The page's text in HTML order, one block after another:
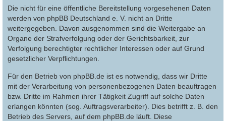
Die nicht für eine öffentliche Bereitstellung vorgesehenen Daten
werden von phpBB Deutschland e. V. nicht an Dritte
weitergegeben. Davon ausgenommen sind die Weitergabe an
Organe der Strafverfolgung oder der Gerichtsbarkeit, zur
Verfolgung berechtigter rechtlicher Interessen oder auf Grund
gesetzlicher Verpflichtungen.
Für den Betrieb von phpBB.de ist es notwendig, dass wir Dritte
mit der Verarbeitung von personenbezogenen Daten beauftragen
bzw. Dritte im Rahmen ihrer Tätigkeit Zugriff auf solche Daten
erlangen könnten (sog. Auftragsverarbeiter). Dies betrifft z. B. den
Betrieb des Servers, auf dem phpBB.de läuft. Diese